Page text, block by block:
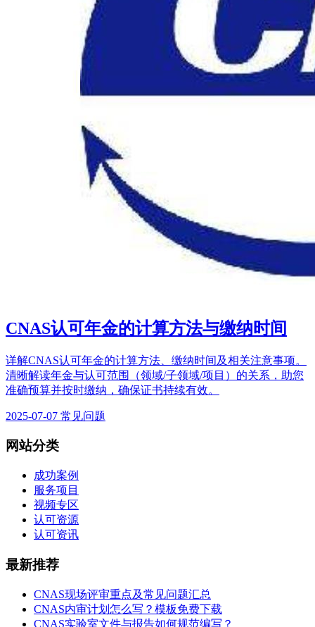
CNAS认可年金的计算方法与缴纳时间
详解CNAS认可年金的计算方法、缴纳时间及相关注意事项。
清晰解读年金与认可范围（领域/子领域/项目）的关系，助您
准确预算并按时缴纳，确保证书持续有效。
2025-07-07 常见问题
网站分类
成功案例
服务项目
视频专区
认可资源
认可资讯
最新推荐
CNAS现场评审重点及常见问题汇总
CNAS内审计划怎么写？模板免费下载
CNAS实验室文件与报告如何规范编写？